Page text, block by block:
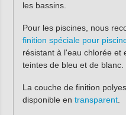
les bassins.
Pour les piscines, nous
finition spéciale pour
résistant à l'eau chlorée et
teintes de bleu et de blanc.
La couche de finition
disponible en transparent.